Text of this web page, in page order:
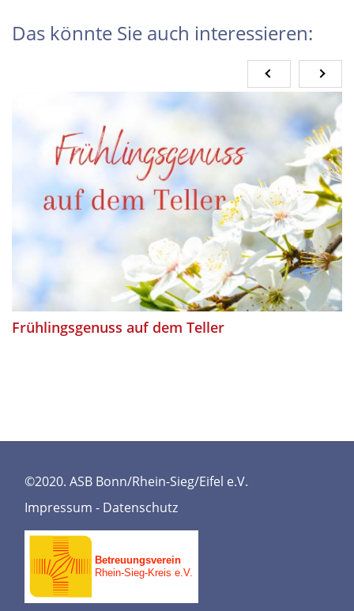
Das könnte Sie auch interessieren:
Frühlingsgenuss auf dem Teller
©2020. ASB Bonn/Rhein-Sieg/Eifel e.V.
Impressum - Datenschutz